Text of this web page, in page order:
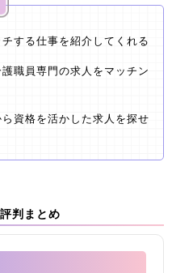
する仕事を紹介してくれる
職員専門の求人をマッチン
資格を活かした求人を探せ
判まとめ